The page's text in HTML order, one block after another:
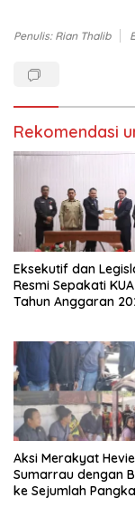
b
e
d
l
a
n
g
b
a
r
u
)
e
i
e
d
a
y
a
n
g
b
a
r
u
)
Penulis: Rian Thalib
Rekomendasi
Eksekutif dan
Resmi Sepakati
Tahun Anggaran
Aksi Merakyat
Sumarrau dengan
ke Sejumlah